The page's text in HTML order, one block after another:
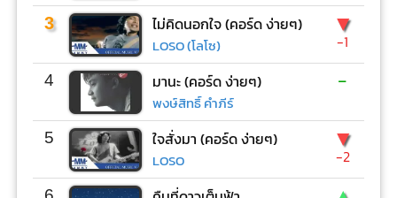
3 ไม่คิดนอกใจ (คอร์ด ง่ายๆ)
LOSO (โลโซ)
▼
-1
4 มานะ (คอร์ด ง่ายๆ)
พงษ์สิทธิ์ คำภีร์
-
5 ใจสั่งมา (คอร์ด ง่ายๆ)
LOSO
▼
-2